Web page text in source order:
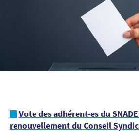
Vote des adhérent-es du
renouvellement du Conseil